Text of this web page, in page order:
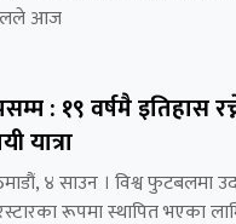
आज
: १९ वर्षमै इतिहास
यात्रा
४ साउन । विश्व फुटबलमा
रूपमा स्थापित भएका